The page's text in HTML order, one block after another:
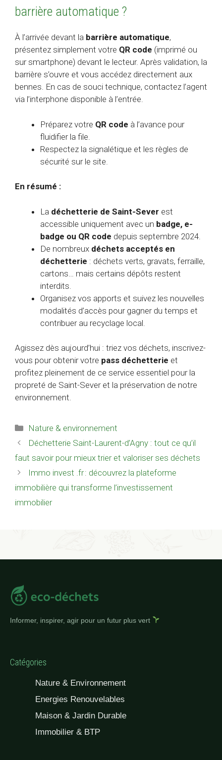
barrière automatique ?
À l’arrivée devant la barrière automatique,
présentez simplement votre QR code (imprimé ou
sur smartphone) devant le lecteur. Après validation, la
barrière s’ouvre et vous accédez directement aux
bennes. En cas de souci technique, contactez l’agent
via l’interphone disponible à l’entrée.
Préparez votre QR code à l’avance pour
fluidifier la file.
Respectez la signalétique et les règles de
sécurité sur le site.
En résumé :
La déchetterie de Saint-Sever est
accessible uniquement avec un badge, e-
badge ou QR code depuis septembre 2024.
De nombreux déchets acceptés en
déchetterie : déchets verts, gravats, ferraille,
cartons… mais certains dépôts restent
interdits.
Organisez vos apports et suivez les nouvelles
modalités d’accès pour gagner du temps et
contribuer au recyclage local.
Agissez dès aujourd’hui : triez vos déchets, inscrivez-
vous pour obtenir votre pass déchetterie et
profitez pleinement de ce service essentiel pour la
propreté de Saint-Sever et la préservation de notre
environnement.
Catégories
Nature & environnement
Déchetterie Saint-Laurent-d’Agny : tout ce qu’il
faut savoir pour mieux trier et valoriser ses déchets
Immo invest .fr : découvrez la plateforme
immobilière qui transforme l’investissement
immobilier
Informer, inspirer, agir pour un futur plus vert
Catégories
Nature & Environnement
Energies Renouvelables
Maison & Jardin Durable
Immobilier & BTP